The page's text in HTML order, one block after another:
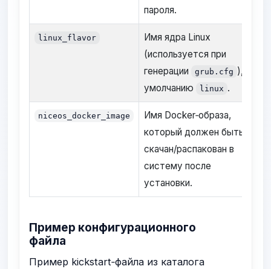
пароля.
linux_flavor
Имя ядра Linux
(используется при
генерации
grub.cfg ), по
умолчанию
linux .
niceos_docker_image
Имя Docker‑образа,
который должен быть
скачан/распакован в
систему после
установки.
Пример конфигурационного
файла
Пример kickstart‑файла из каталога